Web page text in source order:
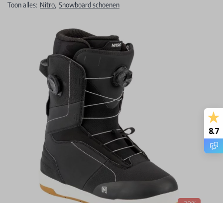
Toon alles: Nitro, Snowboard schoenen
8.7